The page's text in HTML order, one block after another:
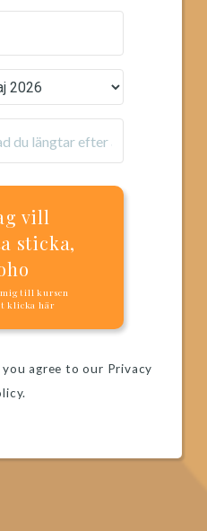
vill
sticka,
mig till kursen
klicka här
agree to our Privacy